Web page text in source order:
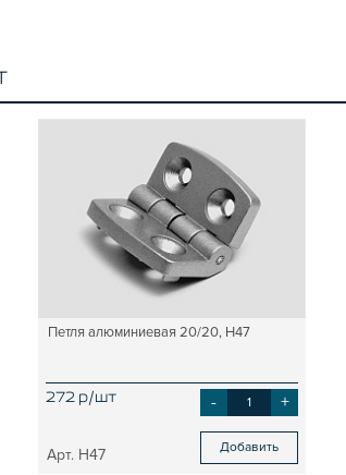
Петля алюминиевая 20/20, H47
272 р/шт - +
H47 Добавить